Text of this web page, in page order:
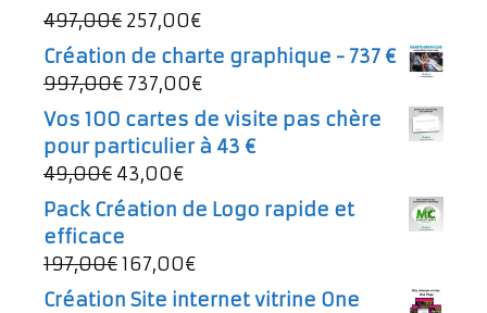
497,00€ Le
prix
initial
était :
497,00€.
257,00€Le
prix
actuel
257,00€.
Création de charte graphique - 737 €
997,00€ Le
prix
initial
était :
997,00€.
737,00€Le
prix
actuel
Vos 100 cartes de visite pas chère
pour particulier à 43 €
49,00€ Le
prix
initial
était :
49,00€.
43,00€Le
prix
actuel
est :
Pack Création de Logo rapide et
efficace
197,00€Le
prix
167,00€Le
prix
Création Site internet vitrine One